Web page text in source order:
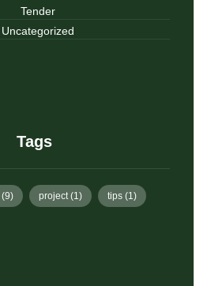
Tender
Uncategorized
Tags
(9) project(1) tips (1)